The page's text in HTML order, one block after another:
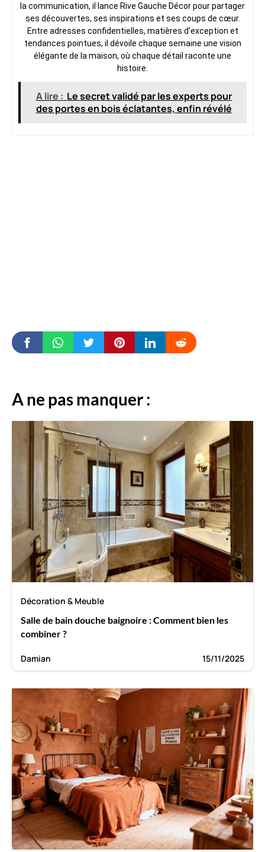
la communication, il lance Rive Gauche Décor pour partager
ses découvertes, ses inspirations et ses coups de cœur.
Entre adresses confidentielles, matières d’exception et
tendances pointues, il dévoile chaque semaine une vision
élégante de la maison, où chaque détail raconte une
histoire.
A lire : Le secret validé par les experts pour
des portes en bois éclatantes, enfin révélé
A ne pas manquer :
Décoration & Meuble
Salle de bain douche baignoire : Comment bien les
combiner ?
Damian 15/11/2025